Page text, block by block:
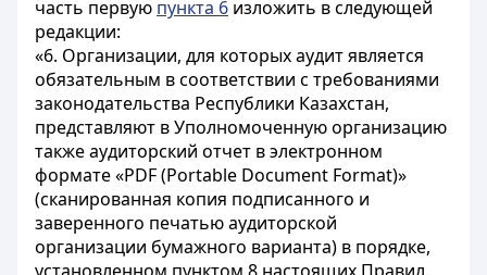
часть первую пункта 6 изложить в следующей
редакции:
«6. Организации, для которых аудит является
обязательным в соответствии с требованиями
законодательства Республики Казахстан,
представляют в Уполномоченную организацию
также аудиторский отчет в электронном
формате «PDF (Portable Document Format)»
(сканированная копия подписанного и
заверенного печатью аудиторской
организации бумажного варианта) в порядке,